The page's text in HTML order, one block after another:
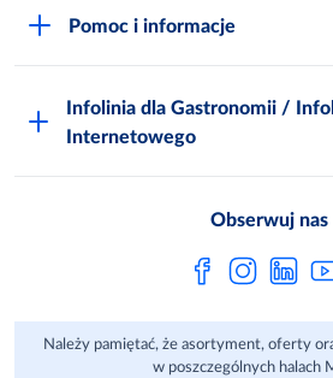
Zgłoś naruszenie
Inspektor Ochrony Danych
Metro AG
Sprawozdanie niefinansowe
Polskie Skarby Kulinarne
Zgody marketingowe
Pomoc i informacje
FAQ
Jak kupować w MAKRO
Regulaminy Klienta
Regulaminy akcji
Aplikacje mobilne
Infolinia dla Gastronomii /
Internetowego
Obserwuj nas
Należy pamiętać, że asortyment, oferty
w poszczególnych halach